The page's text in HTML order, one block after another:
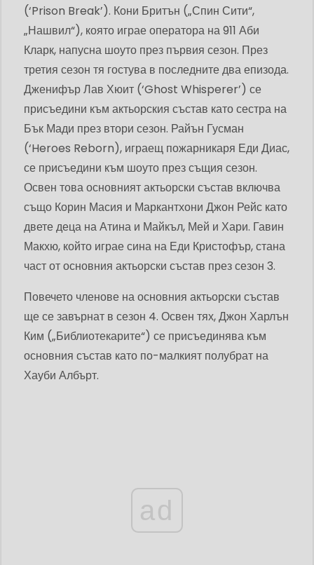
(‘Prison Break’). Кони Бритън („Спин Сити“,
„Нашвил“), която играе оператора на 911 Аби
Кларк, напусна шоуто през първия сезон. През
третия сезон тя гостува в последните два епизода.
Дженифър Лав Хюит (‘Ghost Whisperer’) се
присъедини към актьорския състав като сестра на
Бък Мади през втори сезон. Райън Гусман
(‘Heroes Reborn), играещ пожарникаря Еди Диас,
се присъедини към шоуто през същия сезон.
Освен това основният актьорски състав включва
също Корин Масия и Маркантхони Джон Рейс като
двете деца на Атина и Майкъл, Мей и Хари. Гавин
Макхю, който играе сина на Еди Кристофър, стана
част от основния актьорски състав през сезон 3.
Повечето членове на основния актьорски състав
ще се завърнат в сезон 4. Освен тях, Джон Харлън
Ким („Библиотекарите“) се присъединява към
основния състав като по-малкият полубрат на
Хауби Албърт.
ad